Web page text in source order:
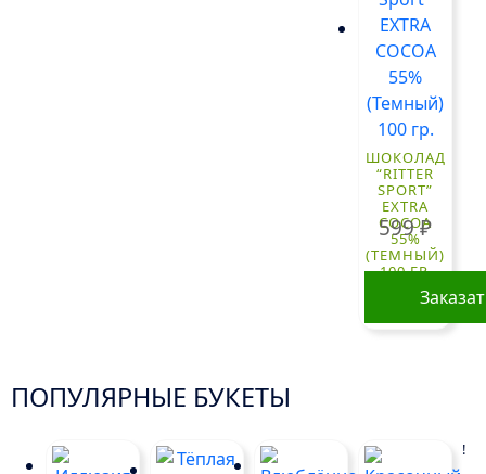
ШОКОЛАД
“RITTER
SPORT”
EXTRA
COCOA
55%
(ТЕМНЫЙ)
100 ГР.
599₽
ПОПУЛЯРНЫЕ БУКЕТЫ
!